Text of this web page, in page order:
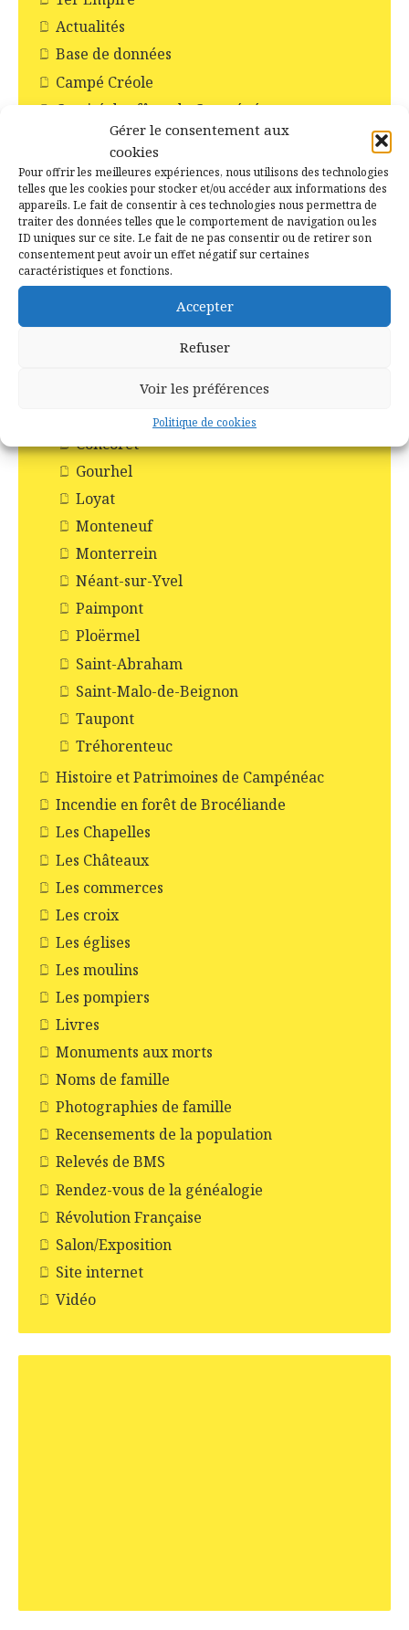
Gérer le consentement aux
cookies
Pour offrir les meilleures expériences, nous utilisons des technologies
telles que les cookies pour stocker et/ou accéder aux informations des
appareils. Le fait de consentir à ces technologies nous permettra de
traiter des données telles que le comportement de navigation ou les
ID uniques sur ce site. Le fait de ne pas consentir ou de retirer son
consentement peut avoir un effet négatif sur certaines
caractéristiques et fonctions.
Accepter
Refuser
Voir les préférences
Politique de cookies
Actualités
Base de données
Campé Créole
Comité des fêtes de Campénéac
Faire-part de décès
Fête d’antan
Fichier de décès de l'INSEE
Fours à pain
Généalogie
généalogies célèbres
Histoire des communes
Campénéac
Concoret
Gourhel
Loyat
Monteneuf
Monterrein
Néant-sur-Yvel
Paimpont
Ploërmel
Saint-Abraham
Saint-Malo-de-Beignon
Taupont
Tréhorenteuc
Histoire et Patrimoines de Campénéac
Incendie en forêt de Brocéliande
Les Chapelles
Les Châteaux
Les commerces
Les croix
Les églises
Les moulins
Les pompiers
Livres
Monuments aux morts
Noms de famille
Photographies de famille
Recensements de la population
Relevés de BMS
Rendez-vous de la généalogie
Révolution Française
Salon/Exposition
Site internet
Vidéo